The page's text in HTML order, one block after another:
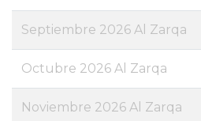
Septiembre 2026 Al Zarqa
Octubre 2026 Al Zarqa
Noviembre 2026 Al Zarqa